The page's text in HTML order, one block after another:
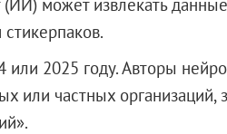
или 2025 году. Авторы
или частных